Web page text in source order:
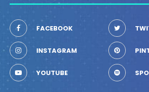
FACEBOOK
INSTAGRAM
YOUTUBE